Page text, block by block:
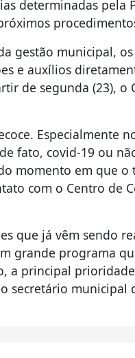
determinadas pela
gestão municipal,
e auxílios
de segunda (23), o
Especialmente
fato, covid-19 ou
momento em que o
com o Centro de
que já vêm sendo
grande programa
a principal
secretário municipal